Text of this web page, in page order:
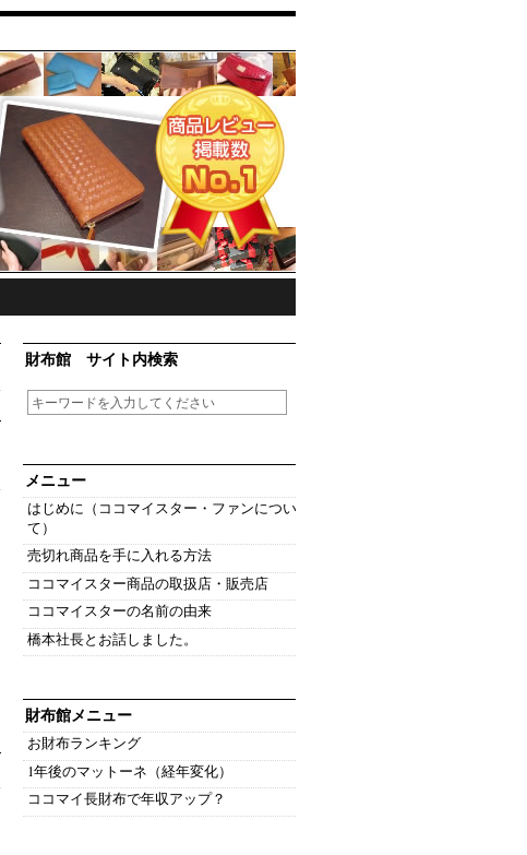
財布館 サイト内検索
メニュー
はじめに（ココマイスター・ファンについ
て）
売切れ商品を手に入れる方法
ココマイスター商品の取扱店・販売店
ココマイスターの名前の由来
橋本社長とお話しました。
財布館メニュー
お財布ランキング
1年後のマットーネ（経年変化）
ココマイ長財布で年収アップ？